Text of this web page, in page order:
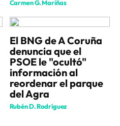
Carmen G. Mariñas
El BNG de A Coruña
denuncia que el
PSOE le "ocultó"
información al
reordenar el parque
del Agra
Rubén D. Rodríguez